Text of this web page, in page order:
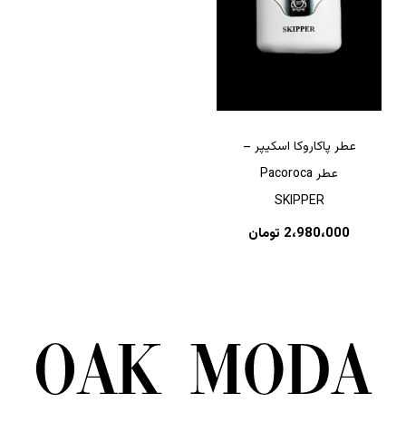
عطر پاکاروکا اسکیپر –
عطر Pacoroca
SKIPPER
2،980،000 تومان